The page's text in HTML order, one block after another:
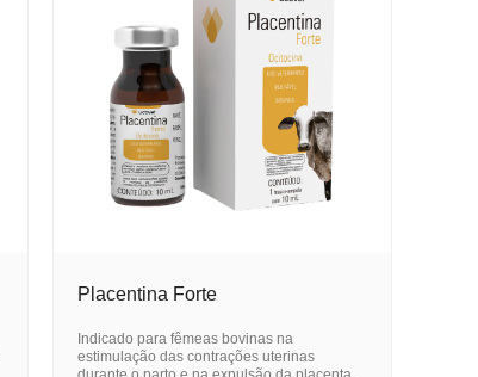
Placentina Forte
Indicado para fêmeas bovinas na
estimulação das contrações uterinas